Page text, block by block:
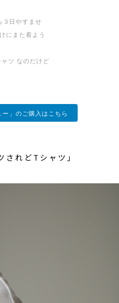
３日やすませ
にまた着よう
ツ なのだけど
ー」のご購入はこちら
されどTシャツ」